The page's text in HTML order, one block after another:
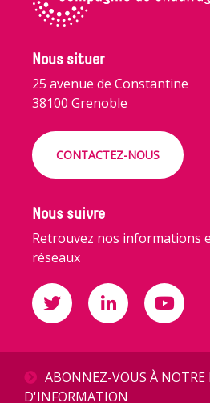
Nous situer
25 avenue de Constantine
38100 Grenoble
CONTACTEZ-NOUS
Nous suivre
Retrouvez nos informations
réseaux
ABONNEZ-VOUS À NOTRE
D'INFORMATION